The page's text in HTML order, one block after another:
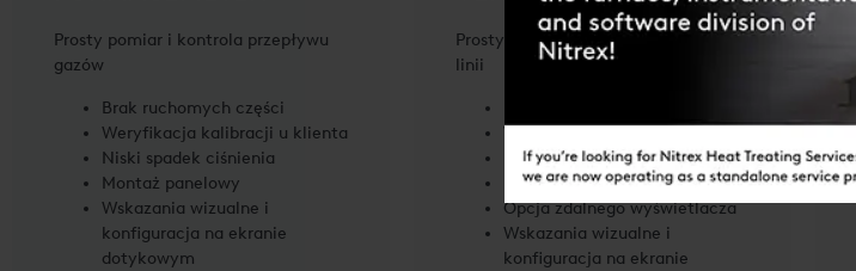
Prosty pomiar i kontrola przepływu
gazów
Brak ruchomych części
Weryfikacja kalibracji u klienta
Niski spadek ciśnienia
Montaż panelowy
Wskazania wizualne i
konfiguracja na ekranie
dotykowym
Prosty pomiar przepływu gazów w
linii
Weryfikacja kalibracji u klienta
Niski spadek ciśnienia
Montaż w linii
Opcja zdalnego wyświetlacza
Wskazania wizualne i
konfiguracja na ekranie